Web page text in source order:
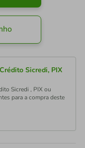
Sicredi, PIX
Sicredi , PIX ou
para a compra deste